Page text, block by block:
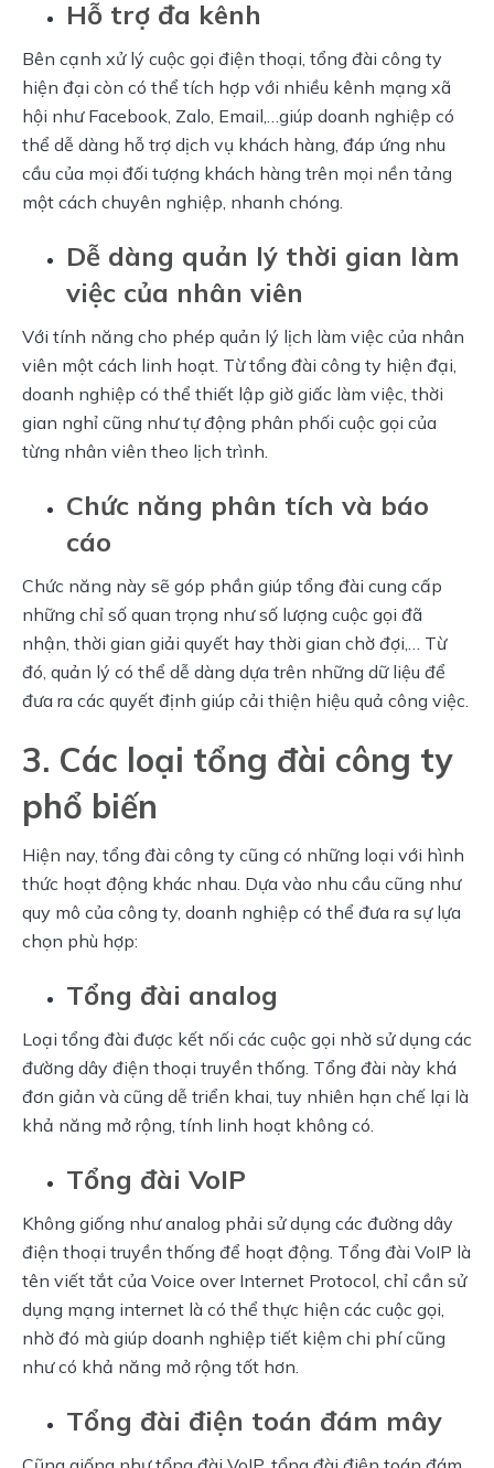
Hỗ trợ đa kênh
Bên cạnh xử lý cuộc gọi điện thoại, tổng đài công ty
hiện đại còn có thể tích hợp với nhiều kênh mạng xã
hội như Facebook, Zalo, Email,…giúp doanh nghiệp có
thể dễ dàng hỗ trợ dịch vụ khách hàng, đáp ứng nhu
cầu của mọi đối tượng khách hàng trên mọi nền tảng
một cách chuyên nghiệp, nhanh chóng.
Dễ dàng quản lý thời gian làm
việc của nhân viên
Với tính năng cho phép quản lý lịch làm việc của nhân
viên một cách linh hoạt. Từ tổng đài công ty hiện đại,
doanh nghiệp có thể thiết lập giờ giấc làm việc, thời
gian nghỉ cũng như tự động phân phối cuộc gọi của
từng nhân viên theo lịch trình.
Chức năng phân tích và báo
cáo
Chức năng này sẽ góp phần giúp tổng đài cung cấp
những chỉ số quan trọng như số lượng cuộc gọi đã
nhận, thời gian giải quyết hay thời gian chờ đợi,… Từ
đó, quản lý có thể dễ dàng dựa trên những dữ liệu để
đưa ra các quyết định giúp cải thiện hiệu quả công việc.
3. Các loại tổng đài công ty
phổ biến
Hiện nay, tổng đài công ty cũng có những loại với hình
thức hoạt động khác nhau. Dựa vào nhu cầu cũng như
quy mô của công ty, doanh nghiệp có thể đưa ra sự lựa
chọn phù hợp:
Tổng đài analog
Loại tổng đài được kết nối các cuộc gọi nhờ sử dụng các
đường dây điện thoại truyền thống. Tổng đài này khá
đơn giản và cũng dễ triển khai, tuy nhiên hạn chế lại là
khả năng mở rộng, tính linh hoạt không có.
Tổng đài VoIP
Không giống như analog phải sử dụng các đường dây
điện thoại truyền thống để hoạt động. Tổng đài VoIP là
tên viết tắt của Voice over Internet Protocol, chỉ cần sử
dụng mạng internet là có thể thực hiện các cuộc gọi,
nhờ đó mà giúp doanh nghiệp tiết kiệm chi phí cũng
như có khả năng mở rộng tốt hơn.
Tổng đài điện toán đám mây